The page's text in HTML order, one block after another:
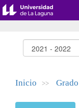
Inicio >>